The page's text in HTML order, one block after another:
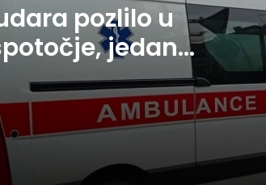
pozlilo u
jedan
u bolnicu